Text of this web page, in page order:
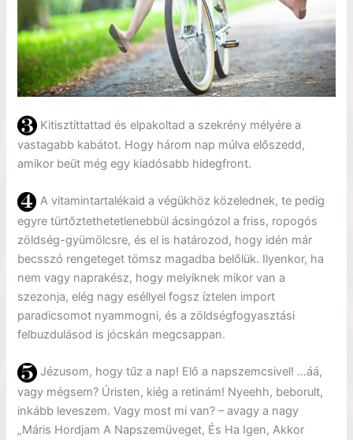
Kitisztíttattad és elpakoltad a szekrény mélyére a
vastagabb kabátot. Hogy három nap múlva előszedd,
amikor beüt még egy kiadósabb hidegfront.
A vitamintartalékaid a végükhöz közelednek, te pedig
egyre türtőztethetetlenebbül ácsingózol a friss, ropogós
zöldség-gyümölcsre, és el is határozod, hogy idén már
becsszó rengeteget tömsz magadba belőlük. Ilyenkor, ha
nem vagy naprakész, hogy melyiknek mikor van a
szezonja, elég nagy eséllyel fogsz íztelen import
paradicsomot nyammogni, és a zöldségfogyasztási
felbuzdulásod is jócskán megcsappan.
Jézusom, hogy tűz a nap! Elő a napszemcsivel! …áá,
vagy mégsem? Úristen, kiég a retinám! Nyeehh, beborult,
inkább leveszem. Vagy most mi van? – avagy a nagy
„Máris Hordjam A Napszemüveget, És Ha Igen, Akkor